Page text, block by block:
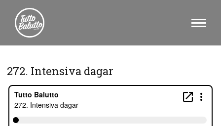
272. Intensiva dagar